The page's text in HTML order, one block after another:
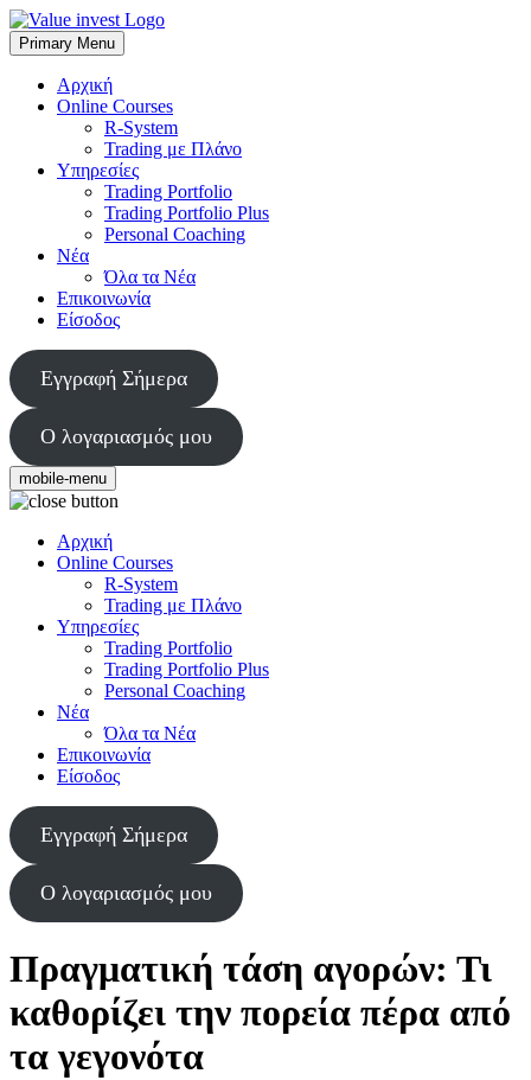
Skip
to
content
Value Invest
Μια διαφορετική συμβουλευτική εταιρία
Primary Menu
Αρχική
Online Courses
R-System
Trading με Πλάνο
Υπηρεσίες
Trading Portfolio
Trading Portfolio Plus
Personal Coaching
Νέα
Όλα τα Νέα
Επικοινωνία
Είσοδος
Εγγραφή Σήμερα
Ο λογαριασμός μου
mobile-menu
Αρχική
Online Courses
R-System
Trading με Πλάνο
Υπηρεσίες
Trading Portfolio
Trading Portfolio Plus
Personal Coaching
Νέα
Όλα τα Νέα
Επικοινωνία
Είσοδος
Εγγραφή Σήμερα
Ο λογαριασμός μου
Πραγματική τάση αγορών: Τι
καθορίζει την πορεία πέρα από
τα γεγονότα